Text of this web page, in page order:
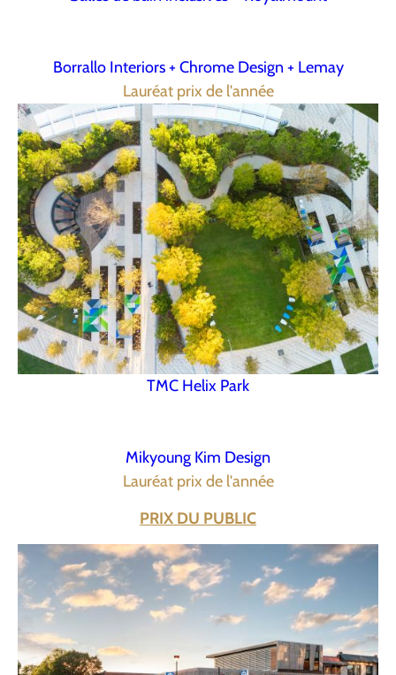
Borrallo Interiors + Chrome Design + Lemay
Lauréat prix de l'année
TMC Helix Park
Mikyoung Kim Design
Lauréat prix de l'année
PRIX DU PUBLIC